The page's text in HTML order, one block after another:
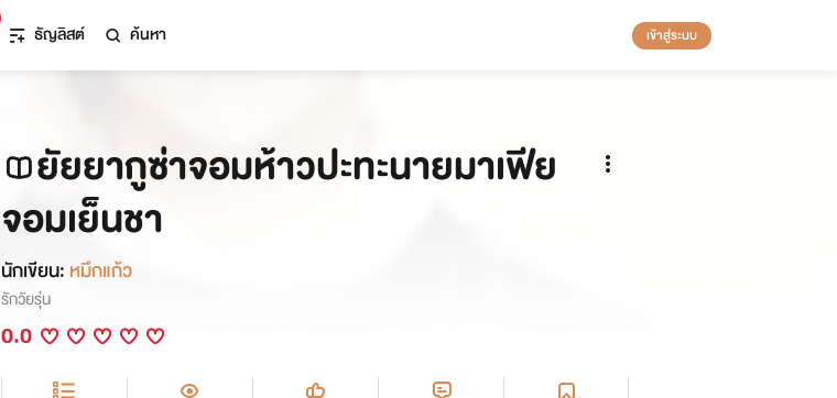
ธัญลิสต์ ค้นหา เข้าสู่ระบบ
ยัยยากูซ่าจอมห้าวปะทะนายมาเฟีย
จอมเย็นชา
นักเขียน: หมึกแก้ว
รักวัยรุ่น
0.0